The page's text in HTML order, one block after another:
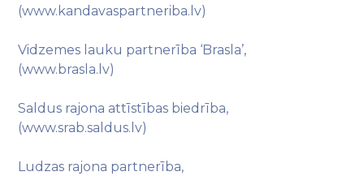
(www.kandavaspartneriba.lv)
Vidzemes lauku partnerība ‘Brasla’,
(www.brasla.lv)
Saldus rajona attīstības biedrība,
(www.srab.saldus.lv)
Ludzas rajona partnerība,